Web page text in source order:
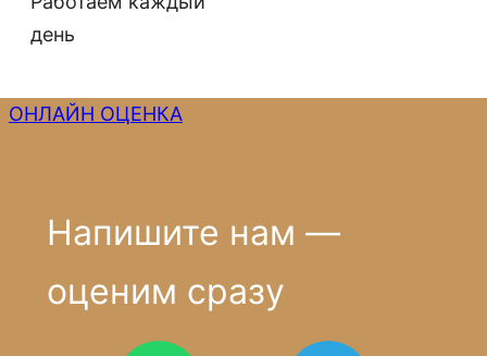
день
ОНЛАЙН ОЦЕНКА
Напишите нам —
оценим сразу